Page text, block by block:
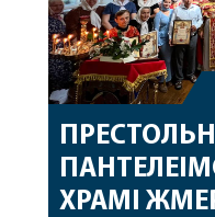
ХРАМІ